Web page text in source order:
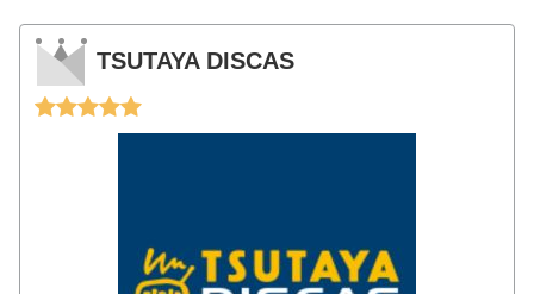
TSUTAYA DISCAS